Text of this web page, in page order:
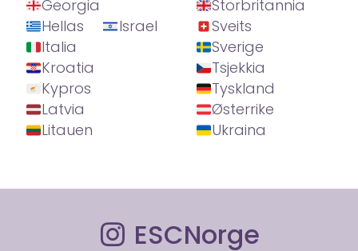
Georgia
Hellas
Israel
Italia
Kroatia
Kypros
Latvia
Litauen
Storbritannia
Sveits
Sverige
Tsjekkia
Tyskland
Østerrike
Ukraina
ESCNorge